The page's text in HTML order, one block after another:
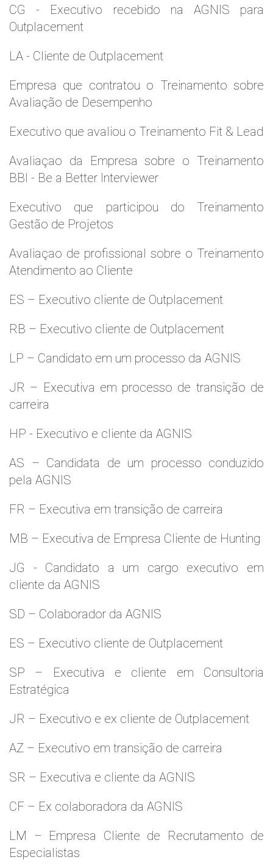
CG - Executivo recebido na AGNIS para
Outplacement
LA - Cliente de Outplacement
Empresa que contratou o Treinamento sobre
Avaliação de Desempenho
Executivo que avaliou o Treinamento Fit & Lead
Avaliaçao da Empresa sobre o Treinamento
BBI - Be a Better Interviewer
Executivo que participou do Treinamento
Gestão de Projetos
Avaliaçao de profissional sobre o Treinamento
Atendimento ao Cliente
ES – Executivo cliente de Outplacement
RB – Executivo cliente de Outplacement
LP – Candidato em um processo da AGNIS
JR – Executiva em processo de transição de
carreira
HP - Executivo e cliente da AGNIS
AS – Candidata de um processo conduzido
pela AGNIS
FR – Executiva em transição de carreira
MB – Executiva de Empresa Cliente de Hunting
JG - Candidato a um cargo executivo em
cliente da AGNIS
SD – Colaborador da AGNIS
ES – Executivo cliente de Outplacement
SP – Executiva e cliente em Consultoria
Estratégica
JR – Executivo e ex cliente de Outplacement
AZ – Executivo em transição de carreira
SR – Executiva e cliente da AGNIS
CF – Ex colaboradora da AGNIS
LM – Empresa Cliente de Recrutamento de
Especialistas